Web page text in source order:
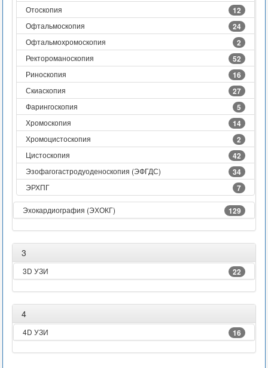
Отоскопия 12
Офтальмоскопия 24
Офтальмохромоскопия 2
Ректороманоскопия 52
Риноскопия 16
Скиаскопия 27
Фарингоскопия 5
Хромоскопия 14
Хромоцистоскопия 2
Цистоскопия 42
Эзофагогастродуоденоскопия (ЭФГДС) 34
ЭРХПГ 7
Эхокардиография (ЭХОКГ) 129
3
3D УЗИ 22
4
4D УЗИ 16